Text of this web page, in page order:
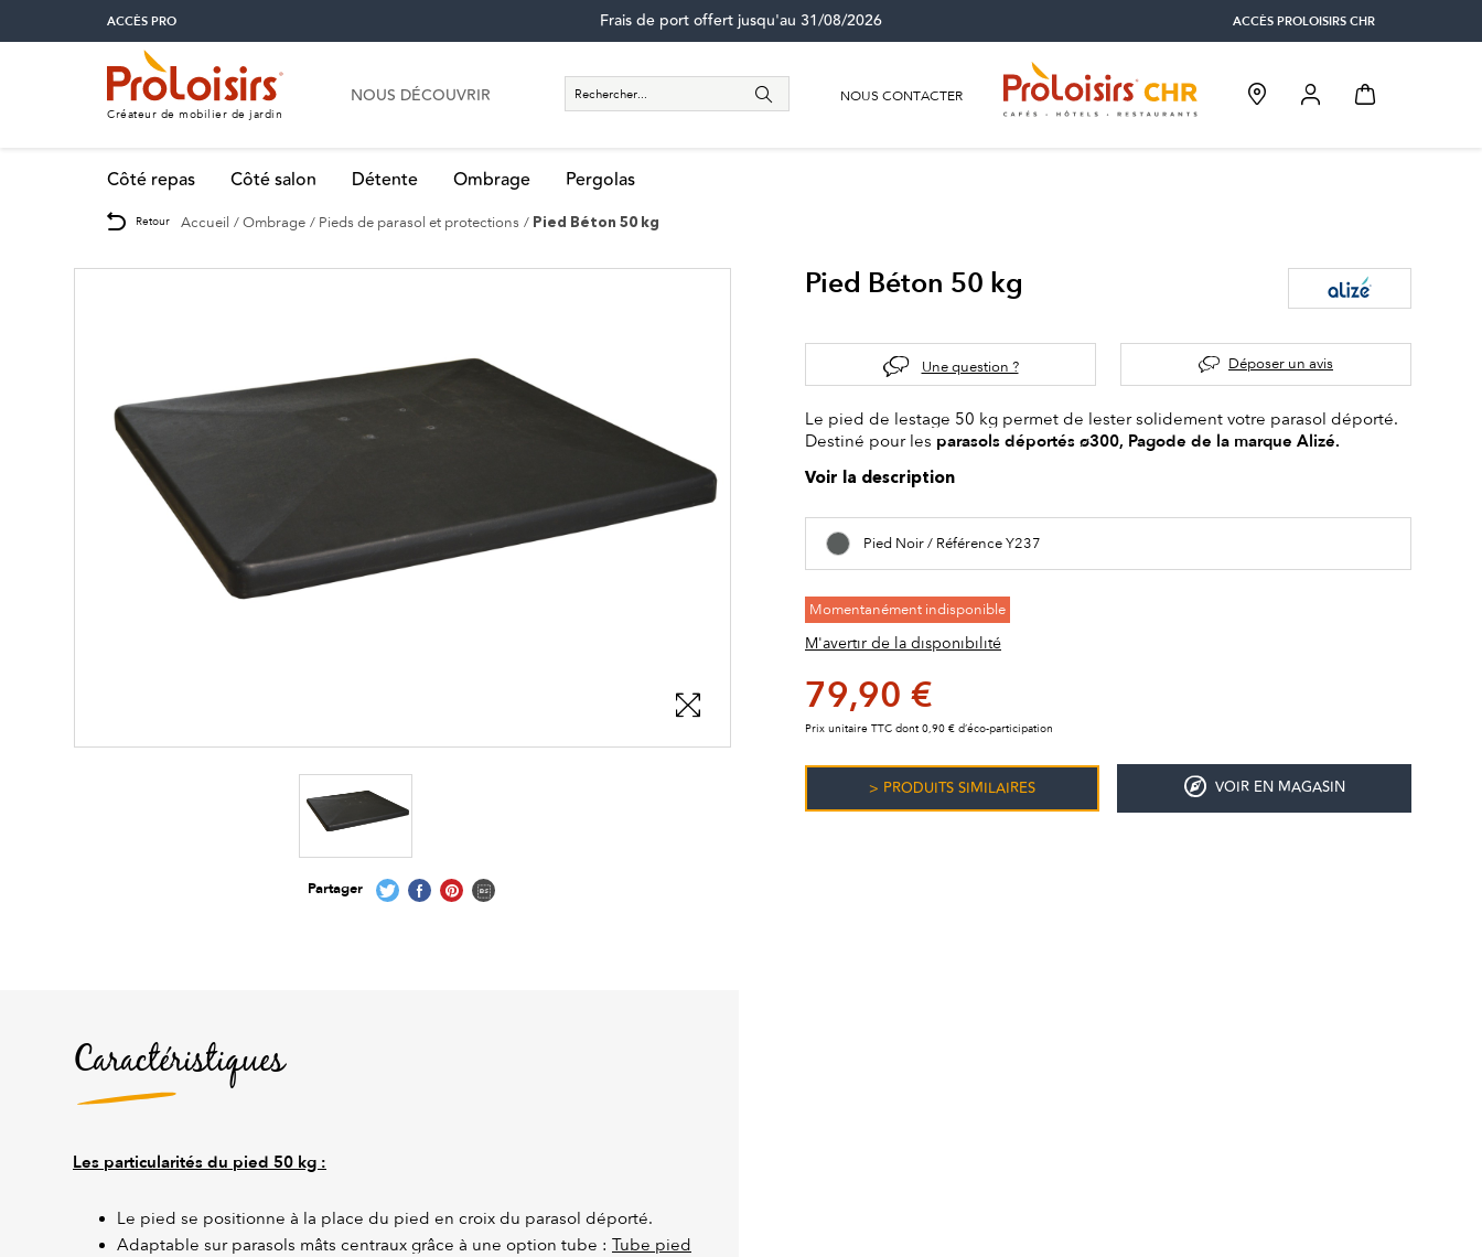
ACCÈS PRO ACCÈS PROLOISIRS CHR
Frais de port offert jusqu'au 31/08/2026
Créateur de mobilier de jardin
NOUS DÉCOUVRIR NOUS CONTACTER
Côté repas Côté salon Détente Ombrage Pergolas
Retour Accueil Ombrage Pieds de parasol et protections Pied Béton 50 kg
Partager
Caractéristiques
Les particularités du pied 50 kg :
Le pied se positionne à la place du pied en croix du parasol déporté.
Adaptable sur parasols mâts centraux grâce à une option tube : Tube pied
Pied Béton 50 kg
Une question ? Déposer un avis
Le pied de lestage 50 kg permet de lester solidement votre parasol déporté.
Destiné pour les parasols déportés ø300, Pagode de la marque Alizé.
Voir la description
Pied Noir / Référence Y237
Momentanément indisponible
M'avertir de la disponibilité
79,90 €
Prix unitaire TTC dont 0,90 € d’éco-participation
> PRODUITS SIMILAIRES VOIR EN MAGASIN